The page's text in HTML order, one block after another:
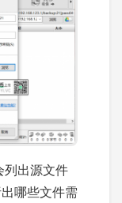
列出源文件
哪些文件需